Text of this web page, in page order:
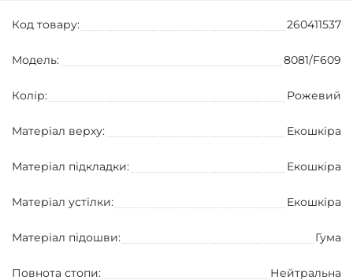
Код товару: 260411537
Модель: 8081/F609
Колір: Рожевий
Матеріал верху: Екошкіра
Матеріал підкладки: Екошкіра
Матеріал устілки: Екошкіра
Матеріал підошви: Гума
Повнота стопи: Нейтральна